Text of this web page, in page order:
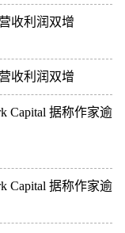
收利润双增
收利润双增
Capital 据称作家逾
Capital 据称作家逾